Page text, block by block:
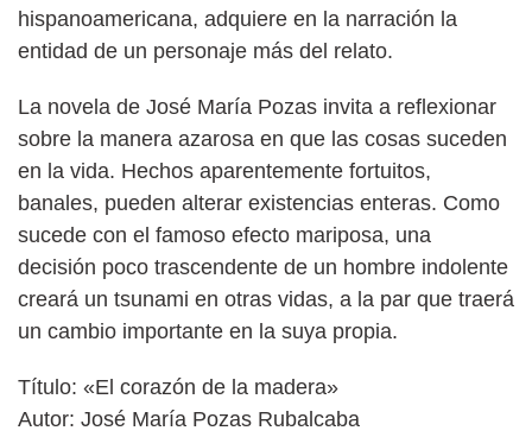
hispanoamericana, adquiere en la narración la
entidad de un personaje más del relato.
La novela de José María Pozas invita a reflexionar
sobre la manera azarosa en que las cosas suceden
en la vida. Hechos aparentemente fortuitos,
banales, pueden alterar existencias enteras. Como
sucede con el famoso efecto mariposa, una
decisión poco trascendente de un hombre indolente
creará un tsunami en otras vidas, a la par que traerá
un cambio importante en la suya propia.
Título: «El corazón de la madera»
Autor: José María Pozas Rubalcaba